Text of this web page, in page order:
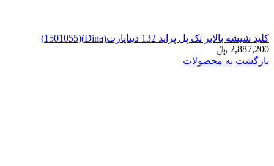
کلید شیشه بالابر تک پل پراید 132 دیناپارت(Dina)(1501055)
2,887,200 ﷼
بازگشت به محصولات